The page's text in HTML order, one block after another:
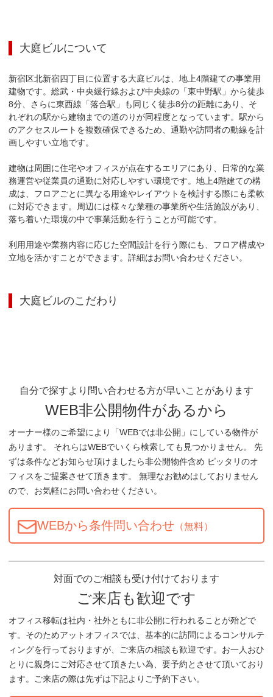
大庭ビルについて
新宿区北新宿四丁目に位置する大庭ビルは、地上4階建ての事業用
建物です。総武・中央緩行線および中央線の「東中野駅」から徒歩
8分、さらに東西線「落合駅」も同じく徒歩8分の距離にあり、そ
れぞれの駅から建物までの道のりが同程度となっています。駅から
のアクセスルートを複数確保できるため、通勤や訪問者の動線を計
画しやすい立地です。
建物は周囲に住宅やオフィスが点在するエリアにあり、日常的な業
務運営や従業員の通勤に対応しやすい環境です。地上4階建ての構
成は、フロアごとに異なる用途やレイアウトを検討する際にも柔軟
に対応できます。周辺には様々な業種の事業所や生活施設があり、
落ち着いた環境の中で事業活動を行うことが可能です。
利用用途や業務内容に応じた空間設計を行う際にも、フロア構成や
立地を活かすことができます。詳細はお問い合わせください。
大庭ビルのこだわり
自分で探すより問い合わせる方が早いことがあります
WEB非公開物件があるから
オーナー様のご希望により「WEBでは非公開」にしている物件が
あります。 それらはWEBでいくら検索しても見つかりません。 先
ずは条件などお知らせ頂けましたら非公開物件含め ピッタリのオ
フィスをご提案させて頂きます。 無理なお勧めはしておりません
ので、お気軽にお問い合わせください。
WEBから条件問い合わせ （無料）
対面でのご相談も受け付けております
ご来店も歓迎です
オフィス移転は社内・社外ともに非公開に行われることが殆どで
す。そのためアットオフィスでは、基本的に訪問によるコンサルテ
ィングを行っておりますが、ご来店の相談も歓迎です。お一人おひ
とりに親身にご対応させて頂きたい為、要予約とさせて頂いており
ます。ご来店の際は先ずは下記よりご予約下さい。